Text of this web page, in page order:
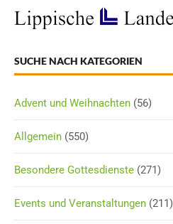
SUCHE NACH KATEGORIEN
Advent und Weihnachten (56)
Allgemein (550)
Besondere Gottesdienste (271)
Events und Veranstaltungen (211)